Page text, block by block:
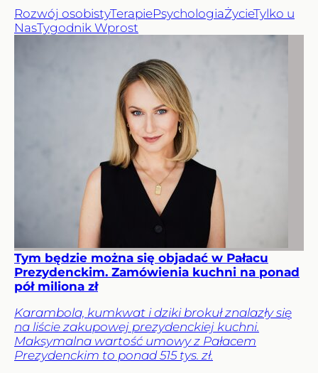
Rozwój osobistyTerapiePsychologiaŻycieTylko u
NasTygodnik Wprost
Tym będzie można się objadać w Pałacu
Prezydenckim. Zamówienia kuchni na ponad
pół miliona zł
Karambola, kumkwat i dziki brokuł znalazły się
na liście zakupowej prezydenckiej kuchni.
Maksymalna wartość umowy z Pałacem
Prezydenckim to ponad 515 tys. zł.